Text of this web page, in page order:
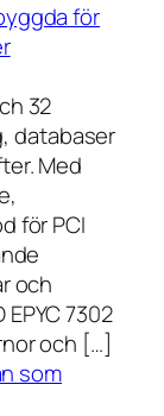
för
32
databaser
Med
för PCI
och
7302
och […]
som